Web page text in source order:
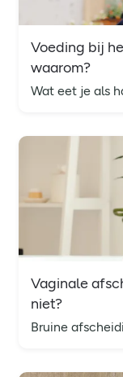
Voeding bij
waarom?
Vaginale
niet?